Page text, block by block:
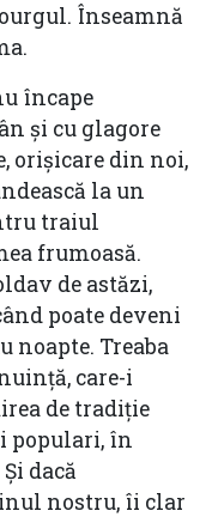
Înseamnă
încape
și cu glagore
orișicare din noi,
la un
traiul
frumoasă.
de astăzi,
poate deveni
noapte. Treaba
care-i
de tradiție
populari, în
dacă
nostru, îi clar